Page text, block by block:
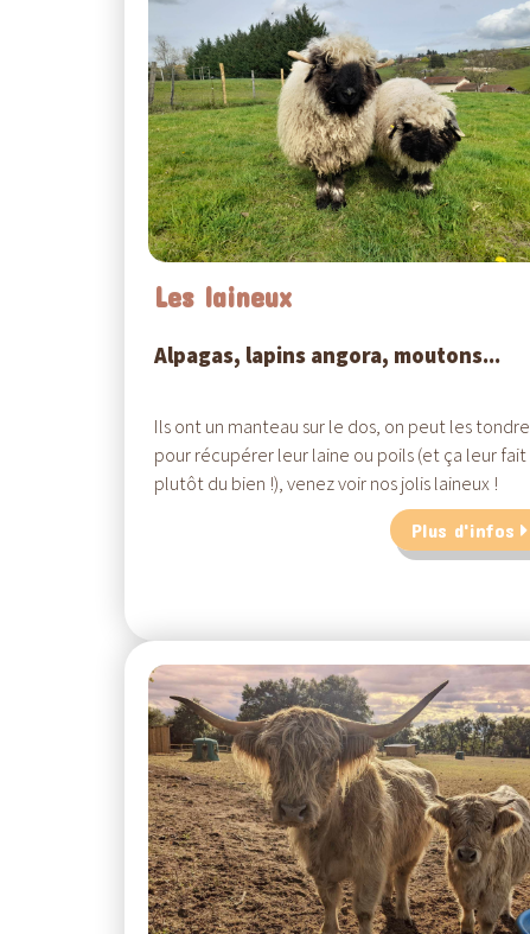
Les laineux
Alpagas, lapins angora, moutons...
Ils ont un manteau sur le dos, on peut les tondre
pour récupérer leur laine ou poils (et ça leur fait
plutôt du bien !), venez voir nos jolis laineux !
Plus d'infos